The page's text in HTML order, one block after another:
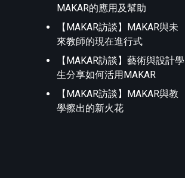
MAKAR的應用及幫助
【MAKAR訪談】MAKAR與未
來教師的現在進行式
【MAKAR訪談】藝術與設計學
生分享如何活用MAKAR
【MAKAR訪談】MAKAR與教
學擦出的新火花